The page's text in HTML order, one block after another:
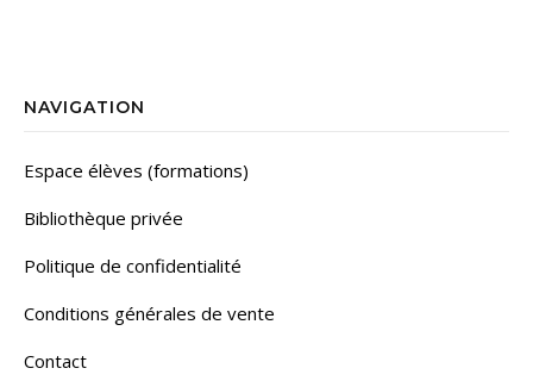
NAVIGATION
Espace élèves (formations)
Bibliothèque privée
Politique de confidentialité
Conditions générales de vente
Contact